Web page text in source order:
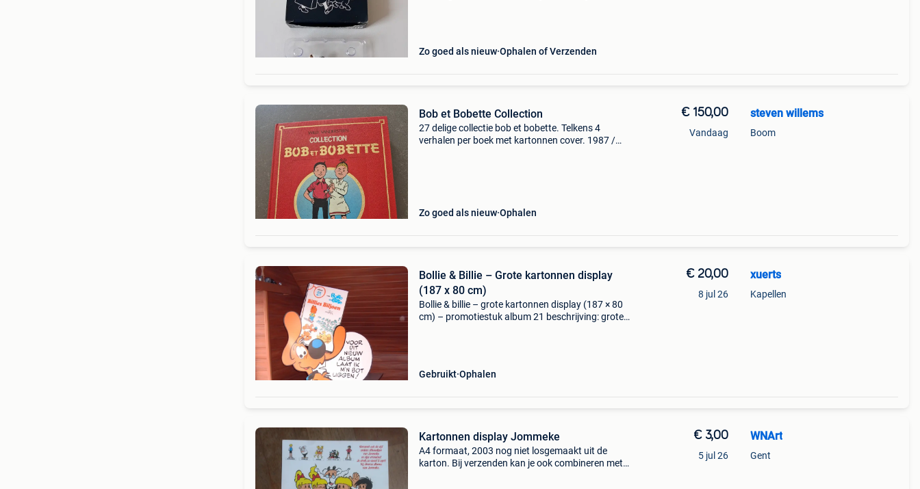
Zo goed als nieuw Ophalen of Verzenden
Bob et Bobette Collection
27 delige collectie bob et bobette. Telkens 4
verhalen per boek met kartonnen cover. 1987 /
Zo goed als nieuw Ophalen
€ 150,00
Vandaag
steven willems
Boom
Bollie & Billie – Grote kartonnen display
(187 x 80 cm)
Bollie & billie – grote kartonnen display (187 × 80
cm) – promotiestuk album 21 beschrijving: grote
Gebruikt Ophalen
€ 20,00
8 jul 26
xuerts
Kapellen
Kartonnen display Jommeke
A4 formaat, 2003 nog niet losgemaakt uit de
karton. Bij verzenden kan je ook combineren met
€ 3,00
5 jul 26
WNArt
Gent